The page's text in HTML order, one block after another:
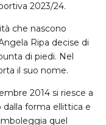
2023/24.
che nascono
Ripa decise di
di piedi. Nel
il suo nome.
2014 si riesce a
dalla forma ellittica e
quel